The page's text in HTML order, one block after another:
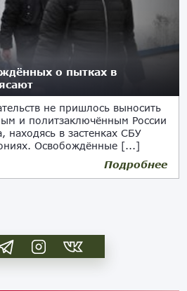
о пытках в
не пришлось выносить
и политзаключённым России
находясь в застенках СБУ
Освобождённые [...]
Подробнее